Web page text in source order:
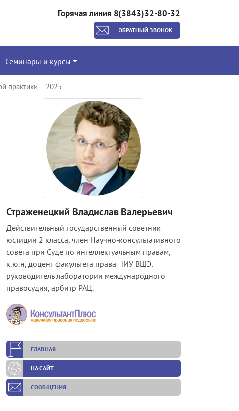
Горячая линия 8(3843)32-80-32
ОБРАТНЫЙ ЗВОНОК
Семинары и курсы
практики – 2025
Страженецкий Владислав Валерьевич
Действительный государственный советник
юстиции 2 класса, член Научно-консультативного
совета при Суде по интеллектуальным правам,
к.ю.н, доцент факультета права НИУ ВШЭ,
руководитель лаборатории международного
правосудия, арбитр РАЦ.
ГЛАВНАЯ
НА САЙТ
СООБЩЕНИЯ